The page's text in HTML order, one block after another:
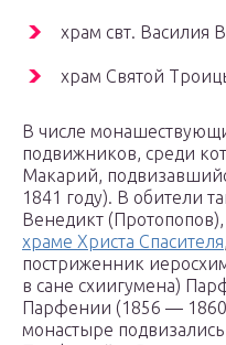
храм свт. Василия
храм Святой
В числе
подвижников, среди
Макарий,
1841 году). В обители
Венедикт
храме Христа Спасителя
постриженник
в сане схиигумена)
Парфении (1856 — 1860
монастыре